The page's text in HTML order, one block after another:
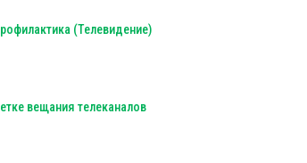
(Телевидение)
вещания телеканалов